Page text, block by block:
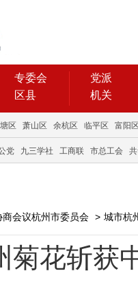
专委会
区县
党派
机关
区 萧山区 余杭区 临平区 富阳
党 九三学社 工商联 市总工会
会议杭州市委员会 > 城市杭
菊花斩获